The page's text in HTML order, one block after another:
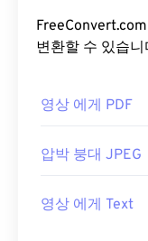
변환할 수 있습니
영상 에게 PDF
압박 붕대 JPEG
영상 에게 Text